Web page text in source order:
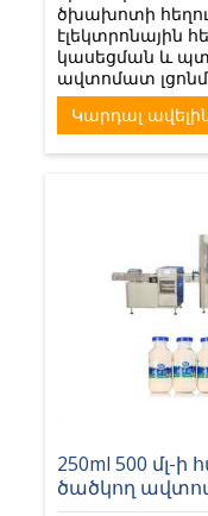
ծխախոտի
էլեկտրոնային
կասեցման և
ավտոմատ
Կարդալ
250ml 500 մլ-
ծածկող